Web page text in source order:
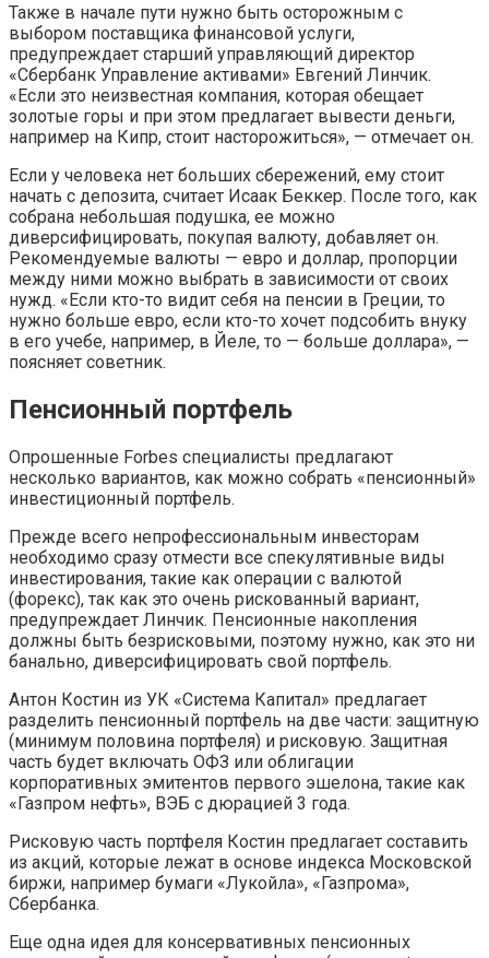
Также в начале пути нужно быть осторожным с
выбором поставщика финансовой услуги,
предупреждает старший управляющий директор
«Сбербанк Управление активами» Евгений Линчик.
«Если это неизвестная компания, которая обещает
золотые горы и при этом предлагает вывести деньги,
например на Кипр, стоит насторожиться», — отмечает он.
Если у человека нет больших сбережений, ему стоит
начать с депозита, считает Исаак Беккер. После того, как
собрана небольшая подушка, ее можно
диверсифицировать, покупая валюту, добавляет он.
Рекомендуемые валюты — евро и доллар, пропорции
между ними можно выбрать в зависимости от своих
нужд. «Если кто-то видит себя на пенсии в Греции, то
нужно больше евро, если кто-то хочет подсобить внуку
в его учебе, например, в Йеле, то — больше доллара», —
поясняет советник.
Пенсионный портфель
Опрошенные Forbes специалисты предлагают
несколько вариантов, как можно собрать «пенсионный»
инвестиционный портфель.
Прежде всего непрофессиональным инвесторам
необходимо сразу отмести все спекулятивные виды
инвестирования, такие как операции с валютой
(форекс), так как это очень рискованный вариант,
предупреждает Линчик. Пенсионные накопления
должны быть безрисковыми, поэтому нужно, как это ни
банально, диверсифицировать свой портфель.
Антон Костин из УК «Система Капитал» предлагает
разделить пенсионный портфель на две части: защитную
(минимум половина портфеля) и рисковую. Защитная
часть будет включать ОФЗ или облигации
корпоративных эмитентов первого эшелона, такие как
«Газпром нефть», ВЭБ с дюрацией 3 года.
Рисковую часть портфеля Костин предлагает составить
из акций, которые лежат в основе индекса Московской
биржи, например бумаги «Лукойла», «Газпрома»,
Сбербанка.
Еще одна идея для консервативных пенсионных